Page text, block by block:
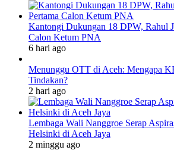
Kantongi Dukungan 18 DPW, Rahul
Calon Ketum PNA
6 hari ago
Menunggu OTT di Aceh: Mengapa
Tindakan?
2 hari ago
Lembaga Wali Nanggroe Serap
Helsinki di Aceh Jaya
2 minggu ago